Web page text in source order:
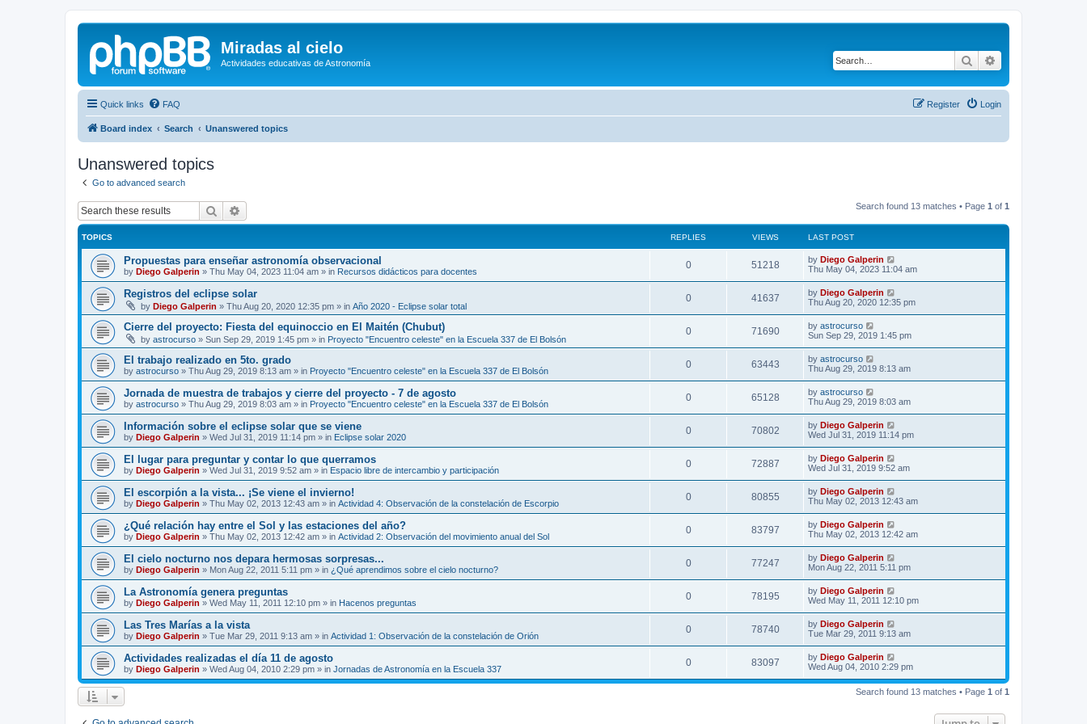
Miradas al cielo
Actividades educativas de Astronomía Search
Quick links FAQ Login
Register
Board index Search Unanswered topics
Unanswered topics
Go to advanced search
Search Search found 13 matches • Page 1 of 1
TOPICS REPLIES VIEWS LAST POST
Propuestas para enseñar astronomía observacional
by Diego Galperin » Thu May 04, 2023 11:04 am » in Recursos didácticos para docentes
0 51218 by Diego Galperin
Thu May 04, 2023 11:04 am
Registros del eclipse solar
by Diego Galperin » Thu Aug 20, 2020 12:35 pm » in Año 2020 - Eclipse solar total
0 41637 by Diego Galperin
Thu Aug 20, 2020 12:35 pm
Cierre del proyecto: Fiesta del equinoccio en El Maitén (Chubut)
by astrocurso » Sun Sep 29, 2019 1:45 pm » in Proyecto "Encuentro celeste" en la Escuela 337 de El Bolsón
0 71690 by astrocurso
Sun Sep 29, 2019 1:45 pm
El trabajo realizado en 5to. grado
by astrocurso » Thu Aug 29, 2019 8:13 am » in Proyecto "Encuentro celeste" en la Escuela 337 de El Bolsón
0 63443 by astrocurso
Thu Aug 29, 2019 8:13 am
Jornada de muestra de trabajos y cierre del proyecto - 7 de agosto
by astrocurso » Thu Aug 29, 2019 8:03 am » in Proyecto "Encuentro celeste" en la Escuela 337 de El Bolsón
0 65128 by astrocurso
Thu Aug 29, 2019 8:03 am
Información sobre el eclipse solar que se viene
by Diego Galperin » Wed Jul 31, 2019 11:14 pm » in Eclipse solar 2020
0 70802 by Diego Galperin
Wed Jul 31, 2019 11:14 pm
El lugar para preguntar y contar lo que querramos
by Diego Galperin » Wed Jul 31, 2019 9:52 am » in Espacio libre de intercambio y participación
0 72887 by Diego Galperin
Wed Jul 31, 2019 9:52 am
El escorpión a la vista... ¡Se viene el invierno!
by Diego Galperin » Thu May 02, 2013 12:43 am » in Actividad 4: Observación de la constelación de Escorpio
0 80855 by Diego Galperin
Thu May 02, 2013 12:43 am
¿Qué relación hay entre el Sol y las estaciones del año?
by Diego Galperin » Thu May 02, 2013 12:42 am » in Actividad 2: Observación del movimiento anual del Sol
0 83797 by Diego Galperin
Thu May 02, 2013 12:42 am
El cielo nocturno nos depara hermosas sorpresas...
by Diego Galperin » Mon Aug 22, 2011 5:11 pm » in ¿Qué aprendimos sobre el cielo nocturno?
0 77247 by Diego Galperin
Mon Aug 22, 2011 5:11 pm
La Astronomía genera preguntas
by Diego Galperin » Wed May 11, 2011 12:10 pm » in Hacenos preguntas
0 78195 by Diego Galperin
Wed May 11, 2011 12:10 pm
Las Tres Marías a la vista
by Diego Galperin » Tue Mar 29, 2011 9:13 am » in Actividad 1: Observación de la constelación de Orión
0 78740 by Diego Galperin
Tue Mar 29, 2011 9:13 am
Actividades realizadas el día 11 de agosto
by Diego Galperin » Wed Aug 04, 2010 2:29 pm » in Jornadas de Astronomía en la Escuela 337
0 83097 by Diego Galperin
Wed Aug 04, 2010 2:29 pm
Search found 13 matches • Page 1 of 1